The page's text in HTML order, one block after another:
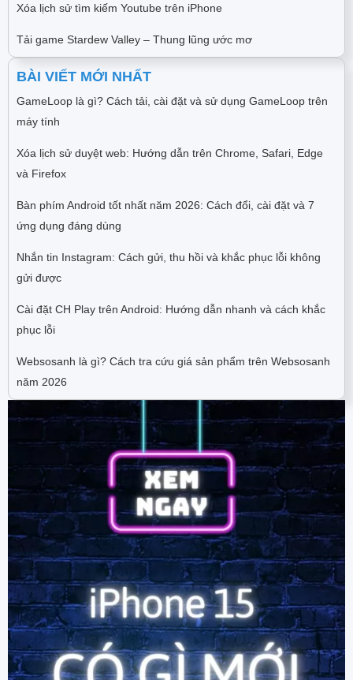
Xóa lịch sử tìm kiếm Youtube trên iPhone
Tải game Stardew Valley – Thung lũng ước mơ
BÀI VIẾT MỚI NHẤT
GameLoop là gì? Cách tải, cài đặt và sử dụng GameLoop trên
máy tính
Xóa lịch sử duyệt web: Hướng dẫn trên Chrome, Safari, Edge
và Firefox
Bàn phím Android tốt nhất năm 2026: Cách đổi, cài đặt và 7
ứng dụng đáng dùng
Nhắn tin Instagram: Cách gửi, thu hồi và khắc phục lỗi không
gửi được
Cài đặt CH Play trên Android: Hướng dẫn nhanh và cách khắc
phục lỗi
Websosanh là gì? Cách tra cứu giá sản phẩm trên Websosanh
năm 2026